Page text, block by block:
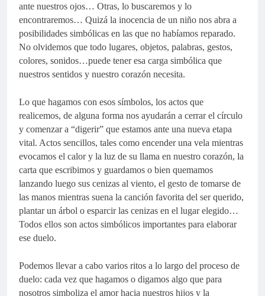
ante nuestros ojos… Otras, lo buscaremos y lo
encontraremos… Quizá la inocencia de un niño nos abra a
posibilidades simbólicas en las que no habíamos reparado.
No olvidemos que todo lugares, objetos, palabras, gestos,
colores, sonidos…puede tener esa carga simbólica que
nuestros sentidos y nuestro corazón necesita.
Lo que hagamos con esos símbolos, los actos que
realicemos, de alguna forma nos ayudarán a cerrar el círculo
y comenzar a “digerir” que estamos ante una nueva etapa
vital. Actos sencillos, tales como encender una vela mientras
evocamos el calor y la luz de su llama en nuestro corazón, la
carta que escribimos y guardamos o bien quemamos
lanzando luego sus cenizas al viento, el gesto de tomarse de
las manos mientras suena la canción favorita del ser querido,
plantar un árbol o esparcir las cenizas en el lugar elegido…
Todos ellos son actos simbólicos importantes para elaborar
ese duelo.
Podemos llevar a cabo varios ritos a lo largo del proceso de
duelo: cada vez que hagamos o digamos algo que para
nosotros simboliza el amor hacia nuestros hijos y la